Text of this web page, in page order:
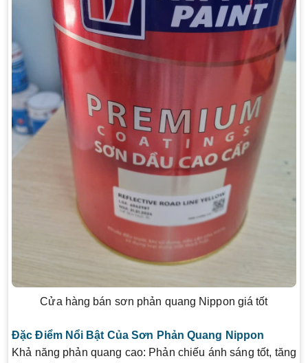
Cửa hàng bán sơn phản quang Nippon giá tốt
Đặc Điểm Nổi Bật Của Sơn Phản Quang Nippon
Khả năng phản quang cao: Phản chiếu ánh sáng tốt, tăng